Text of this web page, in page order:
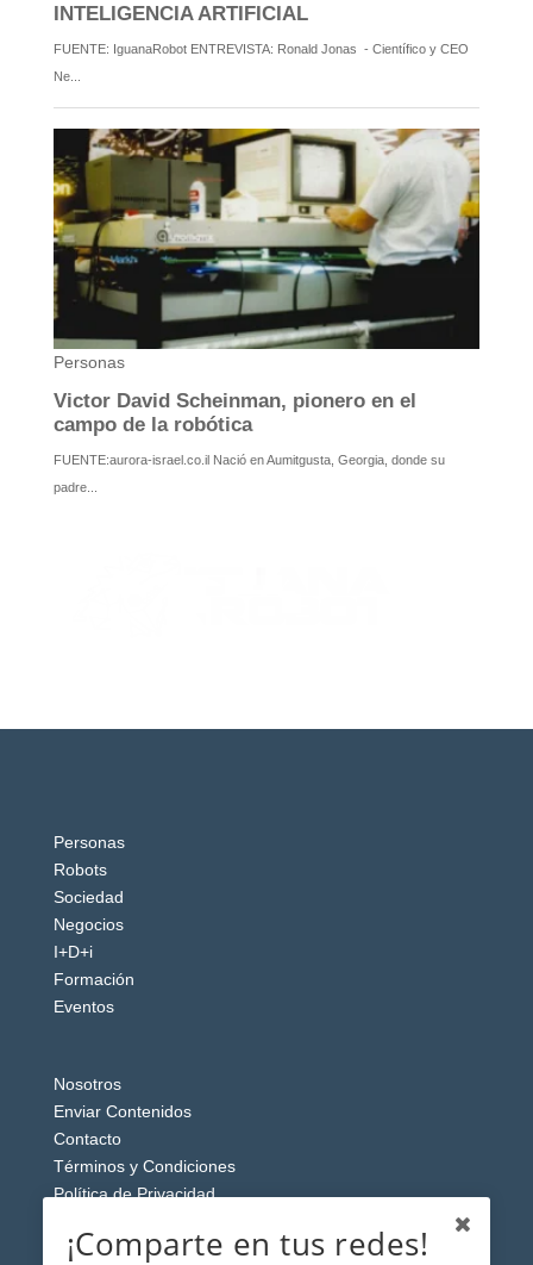
Personas
Robots
Sociedad
Negocios
I+D+i
Formación
Eventos
Nosotros
Enviar Contenidos
Contacto
Términos y Condiciones
Política de Privacidad
¡Comparte en tus redes!